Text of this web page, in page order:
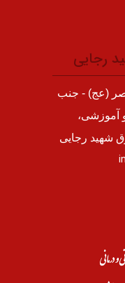
رجایی
(عج) - جنب
آموزشی،
شهید رجایی